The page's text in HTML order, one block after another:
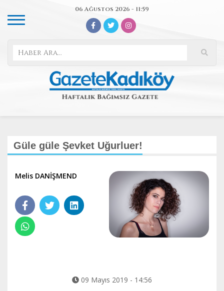
06 Ağustos 2026 - 11:59
Güle güle Şevket Uğurluer!
Melis DANİŞMEND
09 Mayıs 2019 - 14:56